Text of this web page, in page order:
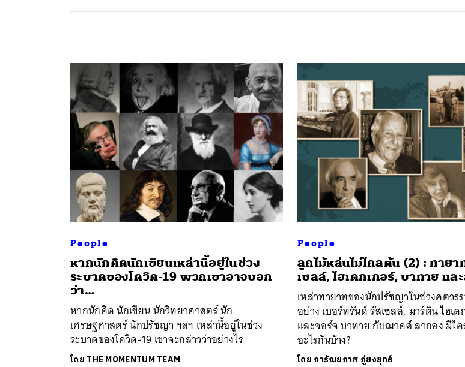
People
หากนักคิดนักเขียนเหล่านี้อยู่ในช่วง
ระบาดของโควิด-19 พวกเขาอาจบอก
ว่า…
หากนักคิด นักเขียน นักวิทยาศาสตร์ นัก
เศรษฐศาสตร์ นักปรัชญา ฯลฯ เหล่านี้อยู่ในช่วง
ระบาดของโควิด-19 เขาจะกล่าวว่าอย่างไร
โดย THE MOMENTUM TEAM
People
ลูกไม้หล่นไม่ไกลต้น (2) : ทายา
เซลล์, ไฮเดกเกอร์, บาทาย แล
เหล่าทายาทของนักปรัชญาในช่วงศตวร
อย่าง เบอร์ทรันด์ รัสเซลล์, มาร์ติน ไฮเด
และจอร์จ บาทาย กับฌาคส์ ลากอง มีใ
อะไรกันบ้าง?
โดย การัณยภาส ภู่ยงยุทธ์